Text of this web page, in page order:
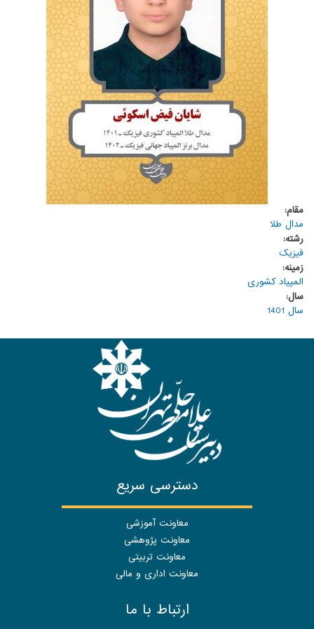
مقام:
مدال طلا
رشته:
فیزیک
زمینه:
المپیاد کشوری
سال:
سال 1401
دسترسی سریع
معاونت آموزشی
معاونت پژوهشی
معاونت تربیتی
معاونت اداری و مالی
ارتباط با ما